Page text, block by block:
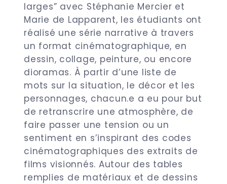
larges” avec Stéphanie Mercier et
Marie de Lapparent, les étudiants ont
réalisé une série narrative à travers
un format cinématographique, en
dessin, collage, peinture, ou encore
dioramas. À partir d’une liste de
mots sur la situation, le décor et les
personnages, chacun.e a eu pour but
de retranscrire une atmosphère, de
faire passer une tension ou un
sentiment en s’inspirant des codes
cinématographiques des extraits de
films visionnés. Autour des tables
remplies de matériaux et de dessins